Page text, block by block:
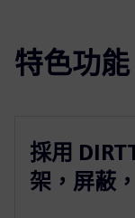
特色功能
採用
架，屏蔽